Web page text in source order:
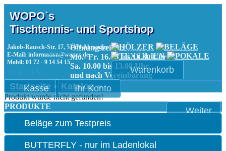
WOPO`s
Tischtennis- und Sportshop
Jakob-Rausch-Str. 17, 53474 Ahrweiler
E-Mail: information@wopos.de
Mobil: 01 72 - 9 14 54 15
Öffnungszeiten:
Mo.- Fr. 16.00 bis 18.30 Uhr
Sa. 10.00 bis 13.00 Uhr
und nach Vereinbarung
BELÄGE
TEXTIL
POKALE
Warenkorb
Kasse
Ihr Konto
Startseite » Katalog»
Produkt wurde nicht gefunden!
Weiter
PRODUKTE
Beläge zum Testpreis
BUTTERFLY - nur im Ladenlokal